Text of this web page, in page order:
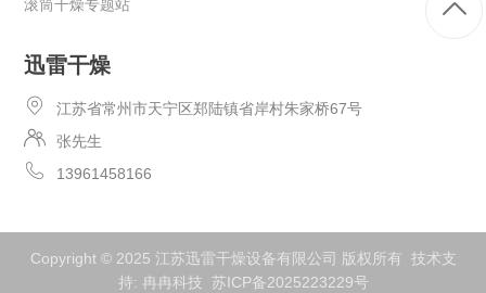
滚筒干燥专题站
迅雷干燥
江苏省常州市天宁区郑陆镇省岸村朱家桥67号
张先生
13961458166
Copyright © 2025 江苏迅雷干燥设备有限公司 版权所有 技术支
持: 冉冉科技 苏ICP备2025223229号